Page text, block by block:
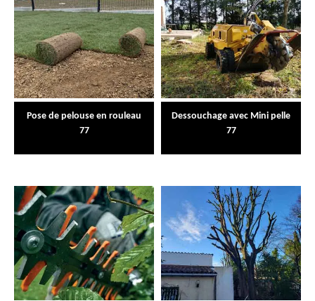
Pose de pelouse en rouleau
77
Dessouchage avec Mini pelle
77